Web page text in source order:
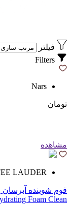
فیلتر
Nars
تومان
مشاهده
LAUDER
Foam Clean